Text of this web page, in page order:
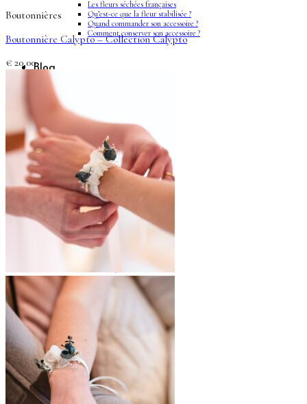
Les fleurs séchées françaises
Qu’est-ce que la fleur stabilisée ?
Quand commander son accessoire ?
Comment conserver son accessoire ?
Blog
Panier / €0,00 0
Votre panier est vide.
Se connecter
0
Boutonnières
Boutonnière Calypto – Collection Calypto
€ 20,00